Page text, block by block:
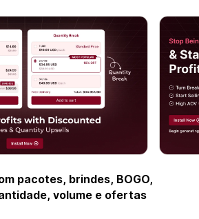
pacotes, brindes, BOGO,
volume e ofertas